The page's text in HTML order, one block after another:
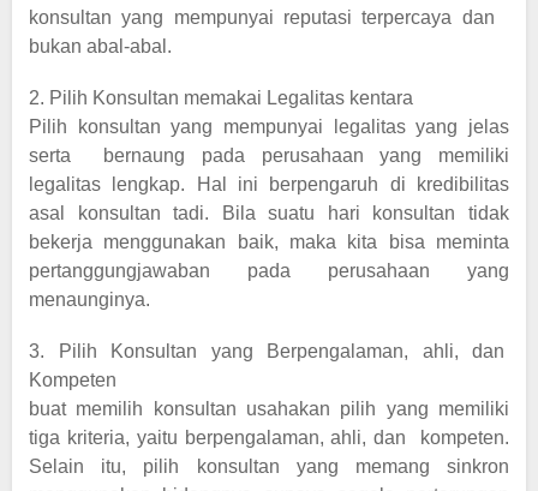
konsultan yang mempunyai reputasi terpercaya dan
bukan abal-abal.
2. Pilih Konsultan memakai Legalitas kentara
Pilih konsultan yang mempunyai legalitas yang jelas
serta bernaung pada perusahaan yang memiliki
legalitas lengkap. Hal ini berpengaruh di kredibilitas
asal konsultan tadi. Bila suatu hari konsultan tidak
bekerja menggunakan baik, maka kita bisa meminta
pertanggungjawaban pada perusahaan yang
menaunginya.
3. Pilih Konsultan yang Berpengalaman, ahli, dan
Kompeten
buat memilih konsultan usahakan pilih yang memiliki
tiga kriteria, yaitu berpengalaman, ahli, dan kompeten.
Selain itu, pilih konsultan yang memang sinkron